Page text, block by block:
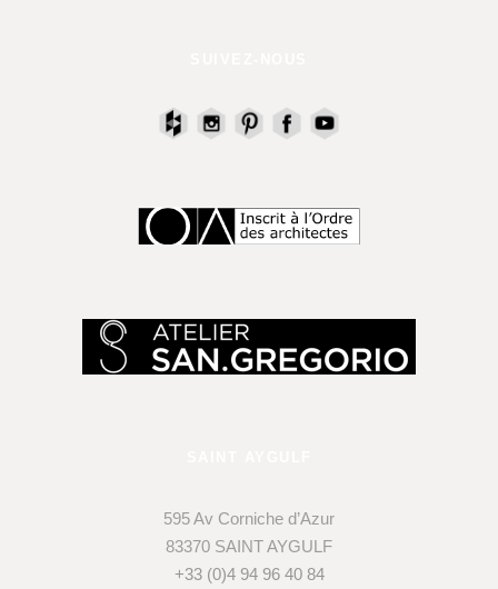
595 Av Corniche d’Azur
83370 SAINT AYGULF
+33 (0)4 94 96 40 84